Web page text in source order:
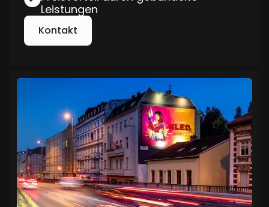
Leistungen
Kontakt